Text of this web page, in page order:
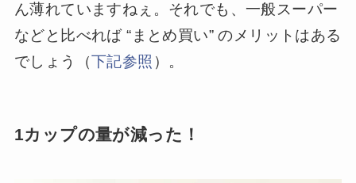
ん薄れていますねぇ。それでも、一般スーパー
などと比べれば “まとめ買い” のメリットはある
でしょう（下記参照 ）。
1カップの量が減った！